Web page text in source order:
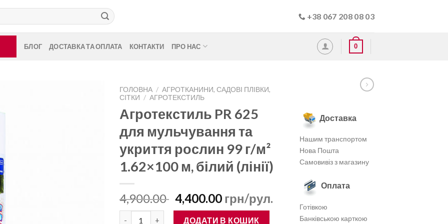
+38 067 208 08 03
БЛОГ ДОСТАВКА ТА ОПЛАТА КОНТАКТИ ПРО НАС 0
ГОЛОВНА / АГРОТКАНИНИ, САДОВІ ПЛІВКИ,
СІТКИ / АГРОТЕКСТИЛЬ
Агротекстиль PR 625
для мульчування та
укриття рослин 99 г/м²
1.62×100 м, білий (лінії)
4,900.00 Оригінальна
ціна:
4,400.00 Поточна
ціна:
грн/рул.
Агротекстиль PR 625 для мульчування та укриття рослин 99 г/м² 1.62×100 м, білий (лінії)
ДОДАТИ В КОШИК
Доставка
Нашим транспортом
Нова Пошта
Самовивіз з магазину
Оплата
Готівкою
Банківською карткою